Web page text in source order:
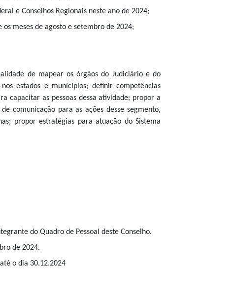
e Conselhos Regionais neste ano de 2024;
meses de agosto e setembro de 2024;
de mapear os órgãos do Judiciário e do
estados e munícipios; definir competências
capacitar as pessoas dessa atividade; propor a
comunicação para as ações desse segmento,
propor estratégias para atuação do Sistema
do Quadro de Pessoal deste Conselho.
de 2024.
o dia 30.12.2024